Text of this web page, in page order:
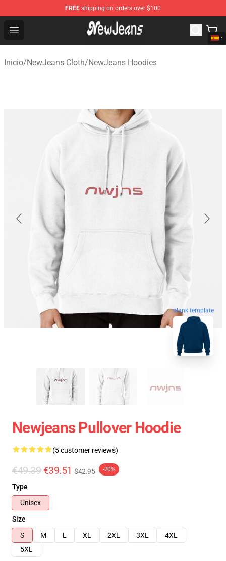
FREE shipping on orders over $100
Open menu
NewJeans Store - Official NewJeans Merchandise Shop
Inicio/NewJeans Cloth/NewJeans Hoodies
blank template
Newjeans Pullover Hoodie
(5 customer reviews)
€49.39 €39.51 $42.95 -20%
Type
Unisex
Size
S
M L XL 2XL 3XL
4XL
5XL